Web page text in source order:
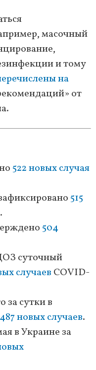
масочный
и тому
на
от
522 новых случая
515
504
суточный
случаев COVID-
за сутки в
новых случаев.
в Украине за